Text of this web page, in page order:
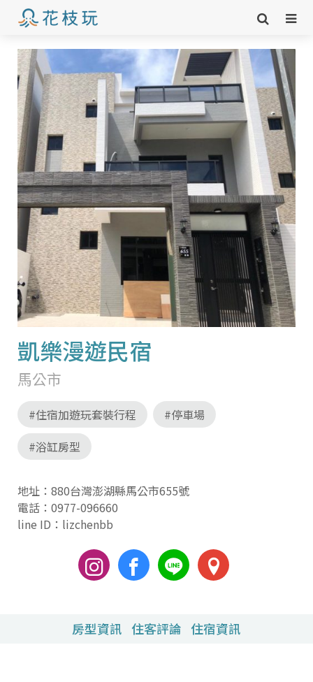
凱樂漫遊民宿
馬公市
#住宿加遊玩套裝行程
#停車場
#浴缸房型
地址：880台灣澎湖縣馬公市655號
電話： 0977-096660
line ID：lizchenbb
房型資訊 住客評論 住宿資訊